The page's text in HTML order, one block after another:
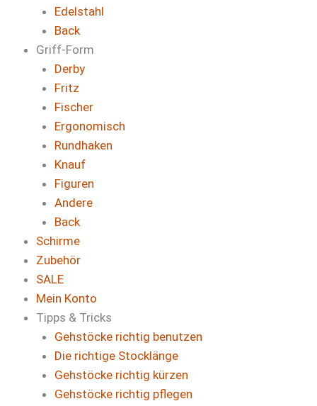
Edelstahl
Back
Griff-Form
Derby
Fritz
Fischer
Ergonomisch
Rundhaken
Knauf
Figuren
Andere
Back
Schirme
Zubehör
SALE
Mein Konto
Tipps & Tricks
Gehstöcke richtig benutzen
Die richtige Stocklänge
Gehstöcke richtig kürzen
Gehstöcke richtig pflegen